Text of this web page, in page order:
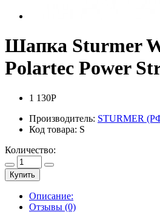
Шапка Sturmer
Polartec Power
1 130Р
Производитель: STURMER
Код товара: S
Количество:
Купить
Описание:
Отзывы (0)